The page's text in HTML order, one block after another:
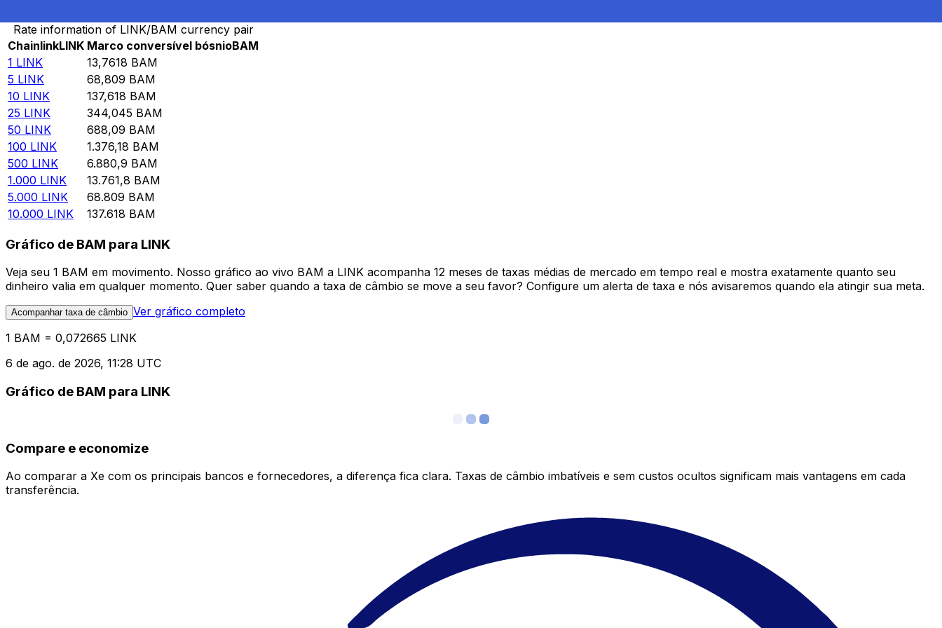
Rate information of LINK/BAM currency pair
ChainlinkLINK Marco conversível bósnioBAM
1 LINK 13,7618 BAM
5 LINK 68,809 BAM
10 LINK 137,618 BAM
25 LINK 344,045 BAM
50 LINK 688,09 BAM
100 LINK 1.376,18 BAM
500 LINK 6.880,9 BAM
1.000 LINK 13.761,8 BAM
5.000 LINK 68.809 BAM
10.000 LINK 137.618 BAM
Gráfico de BAM para LINK
Veja seu 1 BAM em movimento. Nosso gráfico ao vivo BAM a LINK acompanha 12 meses de taxas médias de mercado em tempo real e mostra exatamente quanto seu
dinheiro valia em qualquer momento. Quer saber quando a taxa de câmbio se move a seu favor? Configure um alerta de taxa e nós avisaremos quando ela atingir sua meta.
Acompanhar taxa de câmbio Ver gráfico completo
1 BAM = 0,072665 LINK
6 de ago. de 2026, 11:28 UTC
Gráfico de BAM para LINK
Compare e economize
Ao comparar a Xe com os principais bancos e fornecedores, a diferença fica clara. Taxas de câmbio imbatíveis e sem custos ocultos significam mais vantagens em cada
transferência.